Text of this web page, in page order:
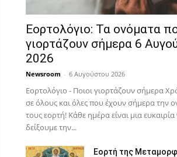
Εορτολόγιο: Τα ονόματα
γιορτάζουν σήμερα 6
2026
Newsroom - 6 Αυγούστου 2026
Εορτολόγιο - Ποιοι γιορτάζουν σήμερα
σε όλους και όλες που έχουν σήμερα την
τους εορτή! Κάθε ημέρα είναι μια ευκαιρία
δείξουμε την...
Εορτή της